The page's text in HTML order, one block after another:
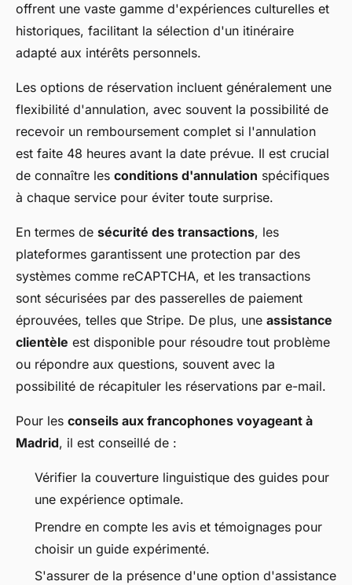
offrent une vaste gamme d'expériences culturelles et
historiques, facilitant la sélection d'un itinéraire
adapté aux intérêts personnels.
Les options de réservation incluent généralement une
flexibilité d'annulation, avec souvent la possibilité de
recevoir un remboursement complet si l'annulation
est faite 48 heures avant la date prévue. Il est crucial
de connaître les conditions d'annulation spécifiques
à chaque service pour éviter toute surprise.
En termes de sécurité des transactions, les
plateformes garantissent une protection par des
systèmes comme reCAPTCHA, et les transactions
sont sécurisées par des passerelles de paiement
éprouvées, telles que Stripe. De plus, une assistance
clientèle est disponible pour résoudre tout problème
ou répondre aux questions, souvent avec la
possibilité de récapituler les réservations par e-mail.
Pour les conseils aux francophones voyageant à
Madrid, il est conseillé de :
Vérifier la couverture linguistique des guides pour
une expérience optimale.
Prendre en compte les avis et témoignages pour
choisir un guide expérimenté.
S'assurer de la présence d'une option d'assistance